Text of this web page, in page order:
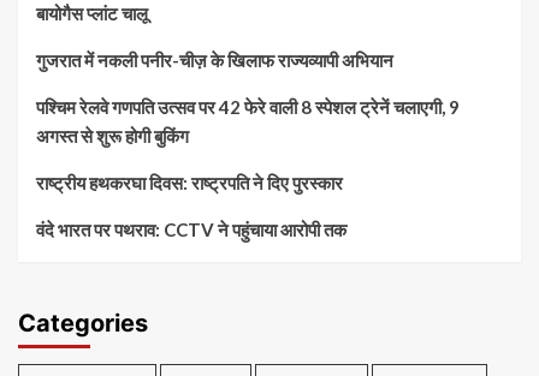
बायोगैस प्लांट चालू
गुजरात में नकली पनीर-चीज़ के खिलाफ राज्यव्यापी अभियान
पश्चिम रेलवे गणपति उत्सव पर 42 फेरे वाली 8 स्पेशल ट्रेनें चलाएगी, 9
अगस्त से शुरू होगी बुकिंग
राष्ट्रीय हथकरघा दिवस: राष्ट्रपति ने दिए पुरस्कार
वंदे भारत पर पथराव: CCTV ने पहुंचाया आरोपी तक
Categories